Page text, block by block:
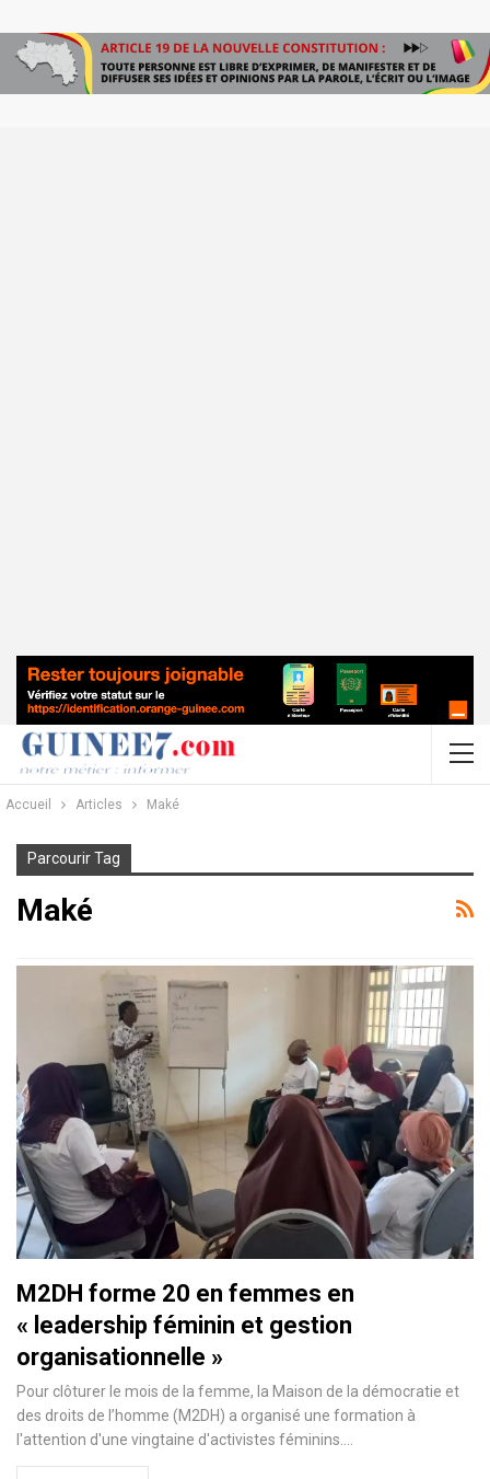
Accueil Articles Maké
Parcourir Tag
Maké
M2DH forme 20 en femmes en
« leadership féminin et gestion
organisationnelle »
Pour clôturer le mois de la femme, la Maison de la démocratie et
des droits de l’homme (M2DH) a organisé une formation à
l'attention d'une vingtaine d'activistes féminins.…